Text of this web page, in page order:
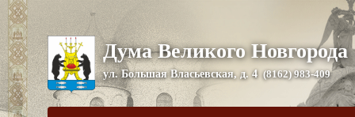
Дума Великого Новгорода
ул. Большая Власьевская, д. 4 (8162) 983-409